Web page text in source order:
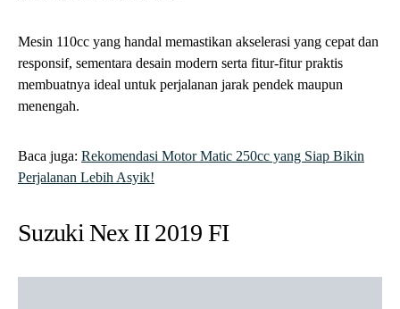
Mesin 110cc yang handal memastikan akselerasi yang cepat dan
responsif, sementara desain modern serta fitur-fitur praktis
membuatnya ideal untuk perjalanan jarak pendek maupun
menengah.
Baca juga: Rekomendasi Motor Matic 250cc yang Siap Bikin
Perjalanan Lebih Asyik!
Suzuki Nex II 2019 FI